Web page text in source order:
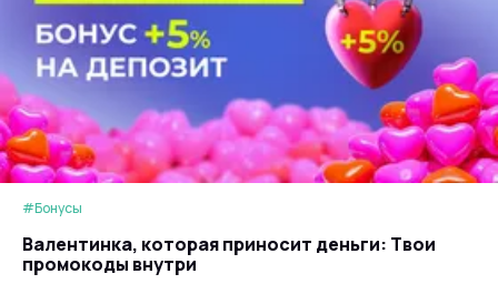
#Бонусы
Валентинка, которая приносит деньги: Твои
промокоды внутри